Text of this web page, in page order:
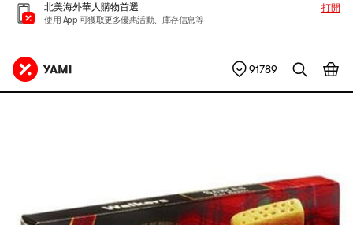
北美海外華人購物首選
使用 App 可獲取更多優惠活動、庫存信息等
打開
91789